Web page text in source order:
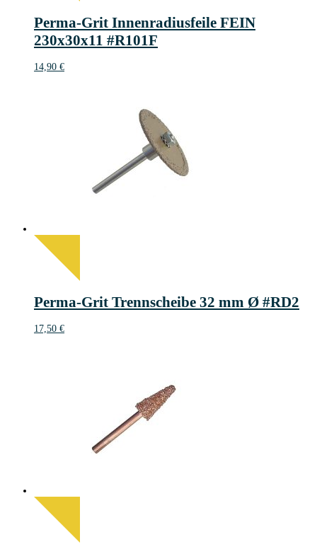
Perma-Grit Innenradiusfeile FEIN
230x30x11 #R101F
14,90 €
Perma-Grit Trennscheibe 32 mm Ø #RD2
17,50 €